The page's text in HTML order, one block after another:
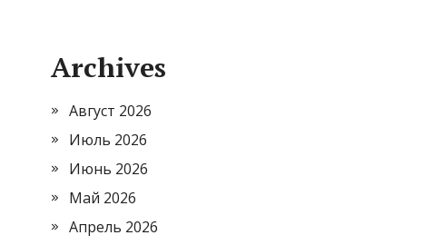
Archives
Август 2026
Июль 2026
Июнь 2026
Май 2026
Апрель 2026